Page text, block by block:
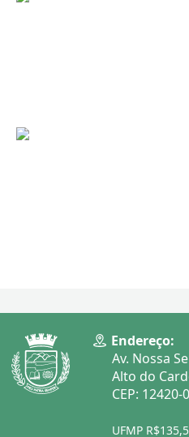
Endereço:
Av. Nossa
Alto do
CEP: 12420-
UFMP